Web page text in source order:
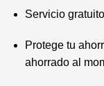
Servicio
Protege tu
ahorrado al